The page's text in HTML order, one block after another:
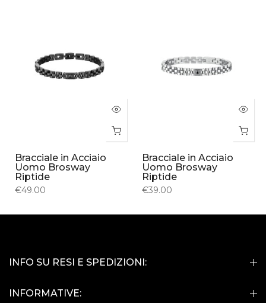
Bracciale in Acciaio
Uomo Brosway
Riptide
€49.00
Bracciale in Acciaio
Uomo Brosway
Riptide
€39.00
INFO SU RESI E SPEDIZIONI:
INFORMATIVE: